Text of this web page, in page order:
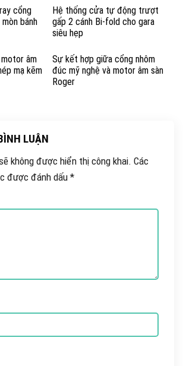
cổng
bánh
Hệ thống cửa tự động trượt
gấp 2 cánh Bi-fold cho gara
siêu hẹp
âm
mạ kẽm
Sự kết hợp giữa cổng nhôm
đúc mỹ nghệ và motor âm sàn
Roger
LUẬN
không được hiển thị công khai. Các
được đánh dấu *